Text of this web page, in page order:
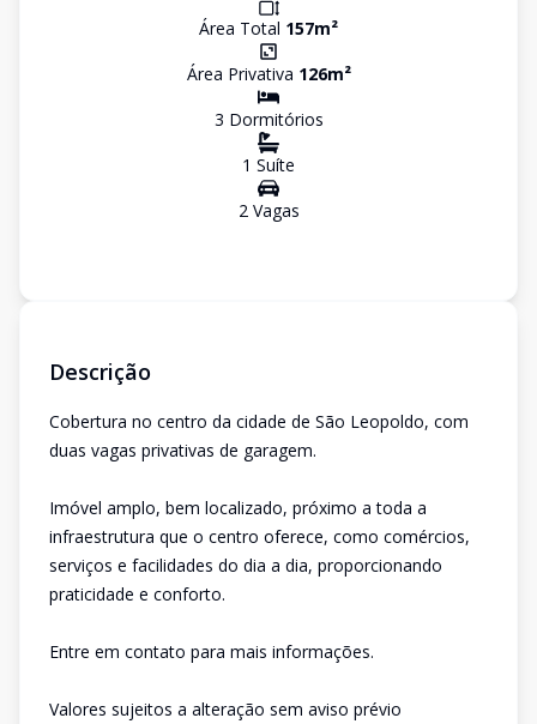
Área Total 157m²
Área Privativa 126m²
3 Dormitórios
1 Suíte
2Vagas
Descrição
Cobertura no centro da cidade de São Leopoldo, com
duas vagas privativas de garagem.
Imóvel amplo, bem localizado, próximo a toda a
infraestrutura que o centro oferece, como comércios,
serviços e facilidades do dia a dia, proporcionando
praticidade e conforto.
Entre em contato para mais informações.
Valores sujeitos a alteração sem aviso prévio